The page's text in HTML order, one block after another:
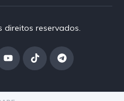
direitos reservados.